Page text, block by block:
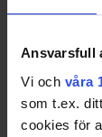
Ansvarsfull
Vi och våra
som t.ex.
cookies för